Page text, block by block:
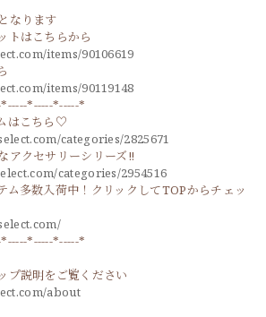
なります
トはこちらから
items/90106619
items/90119148
*-----*-----*
はこちら♡
categories/2825671
アクセサリーシリーズ‼
categories/2954516
多数入荷中！クリックしてTOPからチェッ
*-----*-----*
プ説明をご覧ください
about